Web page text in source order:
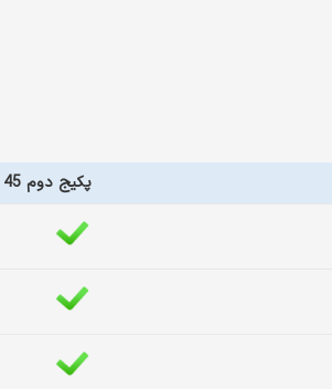
پکیج دوم 45 روزه